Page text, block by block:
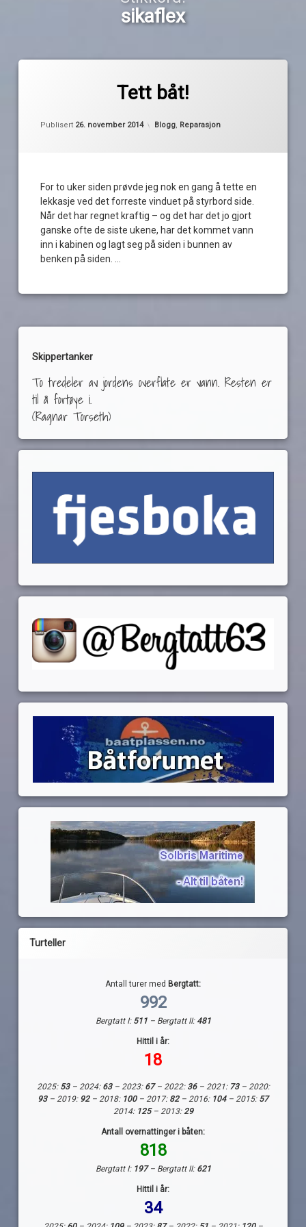
sikaflex
Tett båt!
Publisert 26. november 2014
Oppdatert 26. november 2014
Kategorier:
Blogg, Reparasjon
For to uker siden prøvde jeg nok en gang å tette en
lekkasje ved det forreste vinduet på styrbord side.
Når det har regnet kraftig – og det har det jo gjort
ganske ofte de siste ukene, har det kommet vann
inn i kabinen og lagt seg på siden i bunnen av
benken på siden. …
råte
vindu
Skippertanker
To tredeler av jordens overflate er vann. Resten er
til å fortøye i.
(Ragnar Torseth)
Turteller
Antall turer med Bergtatt:
992
Bergtatt I: 511 – Bergtatt II:481
Hittil i år:
18
2025: 53– 2024:63– 2023: 67– 2022: 36– 2021: 73– 2020:
93– 2019: 92– 2018: 100 – 2017: 82– 2016: 104– 2015: 57
2014: 125– 2013:29
Antall overnattinger i båten:
818
Bergtatt I: 197– Bergtatt II: 621
Hittil i år:
34